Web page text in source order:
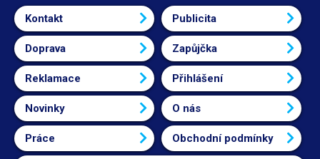
Kontakt Publicita
Doprava Zapůjčka
Reklamace Přihlášení
Novinky O nás
Práce Obchodní podmínky